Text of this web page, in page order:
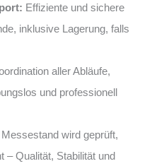
Effiziente und sichere
inklusive Lagerung, falls
aller Abläufe,
und professionell
wird geprüft,
– Qualität, Stabilität und